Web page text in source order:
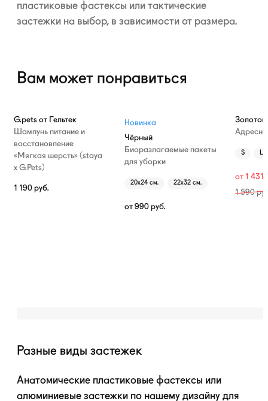
пластиковые фастексы или тактические
застежки на выбор, в зависимости от размера.
Вам может понравиться
G.pets от Гельтек
Шампунь питание и
восстановление
«Мягкая шерсть» (staya
х G.Pets)
1 190 руб.
Новинка
Чёрный
Биоразлагаемые пакеты
для уборки
20х24 см. 22х32 см.
от 990 руб.
Золотой
S L
от 1 431
1 590
Разные виды застежек
Анатомические пластиковые фастексы или
алюминиевые застежки по нашему дизайну для